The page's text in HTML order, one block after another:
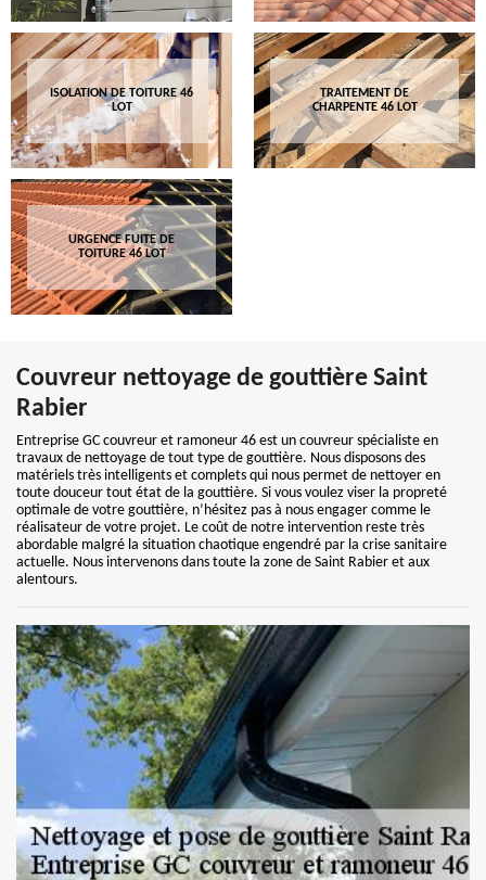
ISOLATION DE TOITURE 46
LOT
TRAITEMENT DE
CHARPENTE 46 LOT
URGENCE FUITE DE
TOITURE 46 LOT
Couvreur nettoyage de gouttière Saint
Rabier
Entreprise GC couvreur et ramoneur 46 est un couvreur spécialiste en
travaux de nettoyage de tout type de gouttière. Nous disposons des
matériels très intelligents et complets qui nous permet de nettoyer en
toute douceur tout état de la gouttière. Si vous voulez viser la propreté
optimale de votre gouttière, n’hésitez pas à nous engager comme le
réalisateur de votre projet. Le coût de notre intervention reste très
abordable malgré la situation chaotique engendré par la crise sanitaire
actuelle. Nous intervenons dans toute la zone de Saint Rabier et aux
alentours.